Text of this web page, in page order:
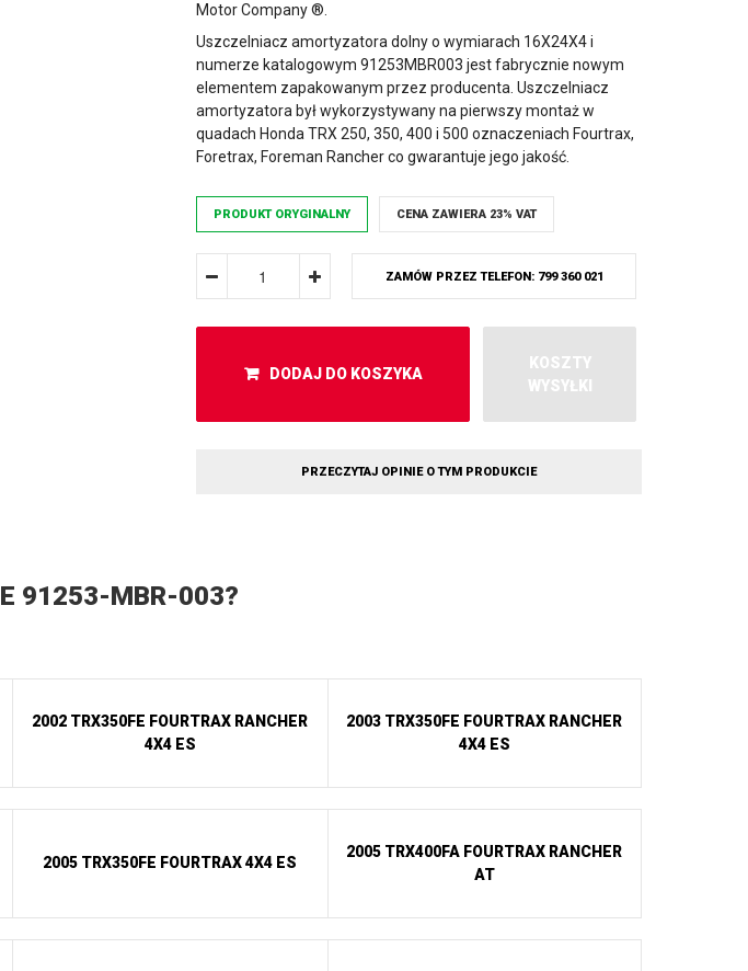
Motor Company ®.
Uszczelniacz amortyzatora dolny o wymiarach 16X24X4 i
numerze katalogowym 91253MBR003 jest fabrycznie nowym
elementem zapakowanym przez producenta. Uszczelniacz
amortyzatora był wykorzystywany na pierwszy montaż w
quadach Honda TRX 250, 350, 400 i 500 oznaczeniach Fourtrax,
Foretrax, Foreman Rancher co gwarantuje jego jakość.
PRODUKT ORYGINALNY CENA ZAWIERA 23% VAT
ZAMÓW PRZEZ TELEFON: 799 360 021
DODAJ DO KOSZYKA
KOSZTY
WYSYŁKI
PRZECZYTAJ OPINIE O TYM PRODUKCIE
91253-MBR-003?
2002 TRX350FE FOURTRAX RANCHER
4X4 ES
2003 TRX350FE FOURTRAX RANCHER
4X4 ES
2005 TRX350FE FOURTRAX 4X4 ES
2005 TRX400FA FOURTRAX RANCHER
AT